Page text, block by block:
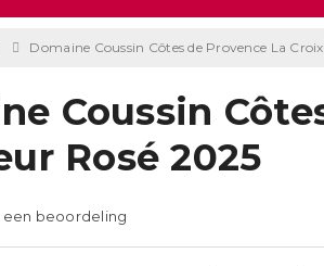
Domaine Coussin Côtes de Provence La
Coussin
Rosé 2025
een beoordeling